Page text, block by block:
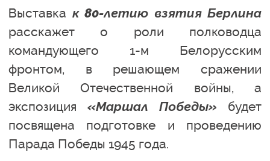
Выставка к 80-летию взятия Берлина
расскажет о роли полководца
командующего 1-м Белорусским
фронтом, в решающем сражении
Великой Отечественной войны, а
экспозиция «Маршал Победы» будет
посвящена подготовке и проведению
Парада Победы 1945 года.